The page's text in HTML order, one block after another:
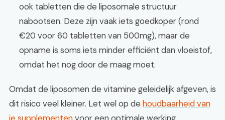
ook tabletten die de liposomale structuur
nabootsen. Deze zijn vaak iets goedkoper (rond
€20 voor 60 tabletten van 500mg), maar de
opname is soms iets minder efficiënt dan vloeistof,
omdat het nog door de maag moet.
Omdat de liposomen de vitamine geleidelijk afgeven, is
dit risico veel kleiner. Let wel op de houdbaarheid van